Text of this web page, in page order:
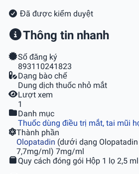
Đã được kiểm duyệt
Thông tin nhanh
Số đăng ký
893110241823
Dạng bào chế
Dung dịch thuốc nhỏ mắt
Lượt xem
1
Danh mục
Thuốc dùng điều trị mắt, tai mũi
Thành phần
Olopatadin (dưới dạng
7,7mg/ml) 7mg/ml
Quy cách đóng gói Hộp 1 lọ 2,5 ml